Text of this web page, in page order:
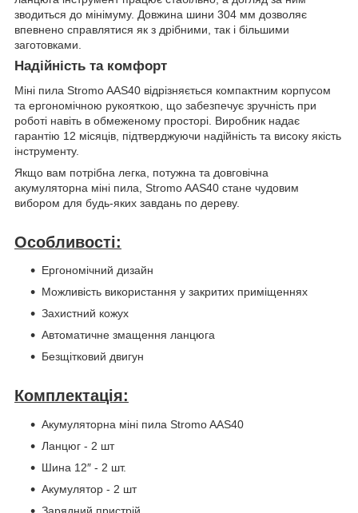
зводиться до мінімуму. Довжина шини 304 мм дозволяє
впевнено справлятися як з дрібними, так і більшими
заготовками.
Надійність та комфорт
Міні пила Stromo AAS40 відрізняється компактним корпусом
та ергономічною рукояткою, що забезпечує зручність при
роботі навіть в обмеженому просторі. Виробник надає
гарантію 12 місяців, підтверджуючи надійність та високу якість
інструменту.
Якщо вам потрібна легка, потужна та довговічна
акумуляторна міні пила, Stromo AAS40 стане чудовим
вибором для будь-яких завдань по дереву.
Особливості:
Ергономічний дизайн
Можливість використання у закритих приміщеннях
Захистний кожух
Автоматичне змащення ланцюга
Безщітковий двигун
Комплектація:
Акумуляторна міні пила Stromo AAS40
Ланцюг - 2 шт
Шина 12″ - 2 шт.
Акумулятор - 2 шт